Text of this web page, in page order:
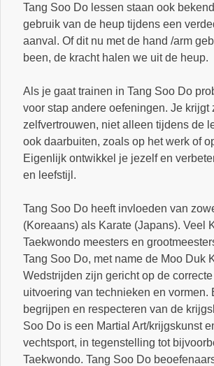
Tang Soo Do lessen staan ook
gebruik van de heup tijdens een
aanval. Of dit nu met de hand /arm
been, de kracht halen we uit de heup.
Als je gaat trainen in Tang Soo Do
voor stap andere oefeningen. Je krijgt
zelfvertrouwen, niet alleen tijdens de
ook daarbuiten, zoals op het werk of
Eigenlijk ontwikkel je jezelf en
en leefstijl.
Tang Soo Do heeft invloeden van
(Koreaans) als Karate (Japans). Veel
Taekwondo meesters en
Tang Soo Do, met name de Moo Duk
Wedstrijden zijn gericht op de
uitvoering van technieken en vormen.
begrijpen en respecteren van de
Soo Do is een Martial Art/krijgskunst
vechtsport, in tegenstelling tot
Taekwondo. Tang Soo Do